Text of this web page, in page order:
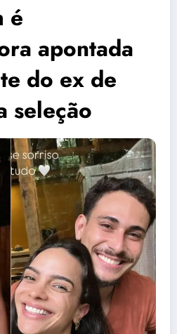
é
apontada
do ex de
seleção